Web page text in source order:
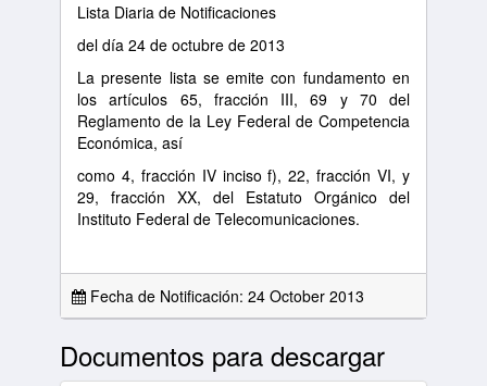
Lista Diaria de Notificaciones
del día 24 de octubre de 2013
La presente lista se emite con fundamento en
los artículos 65, fracción III, 69 y 70 del
Reglamento de la Ley Federal de Competencia
Económica, así
como 4, fracción IV inciso f), 22, fracción VI, y
29, fracción XX, del Estatuto Orgánico del
Instituto Federal de Telecomunicaciones.
Fecha de Notificación: 24 October 2013
Documentos para descargar